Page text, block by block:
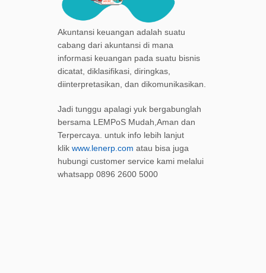
Akuntansi keuangan adalah suatu
cabang dari akuntansi di mana
informasi keuangan pada suatu bisnis
dicatat, diklasifikasi, diringkas,
diinterpretasikan, dan dikomunikasikan.
Jadi tunggu apalagi yuk bergabunglah
bersama LEMPoS Mudah,Aman dan
Terpercaya. untuk info lebih lanjut
klik www.lenerp.com atau bisa juga
hubungi customer service kami melalui
whatsapp 0896 2600 5000